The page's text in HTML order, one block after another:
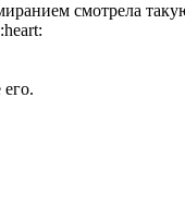
смотрела